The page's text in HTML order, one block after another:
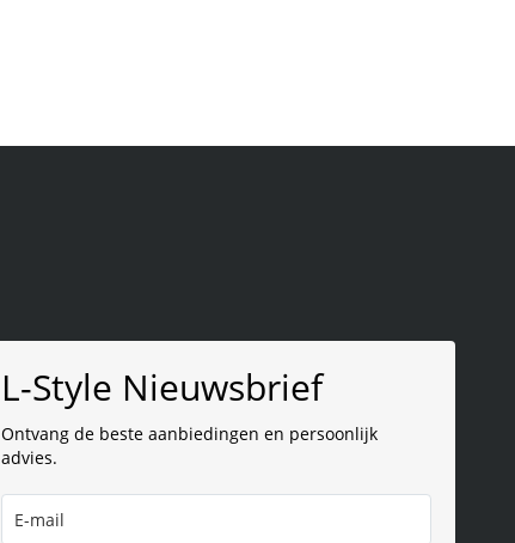
L-Style Nieuwsbrief
Ontvang de beste aanbiedingen en persoonlijk
advies.